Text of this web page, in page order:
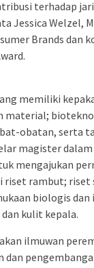
terhadap
Jessica Welzel,
Brands dan
memiliki
material;
obatan, serta
magister
mengajukan
riset rambut; riset
biologis
kulit kepala.
ilmuwan